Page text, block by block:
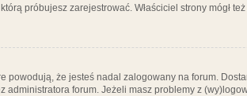
próbujesz zarejestrować. Właściciel strony mógł
powodują, że jesteś nadal zalogowany na forum.
administratora forum. Jeżeli masz problemy z